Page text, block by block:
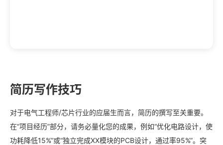
简历写作技巧
对于电气工程师/芯片行业的应届生而言，简历的撰写至关重要。
在“项目经历”部分，请务必量化您的成果，例如“优化电路设计，使
功耗降低15%”或“独立完成XX模块的PCB设计，通过率95%”。突